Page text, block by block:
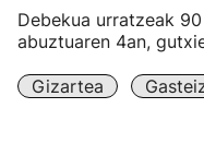
Debekua urratzeak
abuztuaren 4an,
Gizartea